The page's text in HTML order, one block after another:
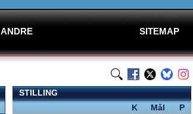
ANDRE SITEMAP
STILLING
K
Mål P